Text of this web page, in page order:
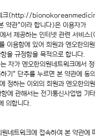
크(http://
약관"이라 합니다)은 이용자가
서 제공하는 인터넷 관련 서비스(
이용함에 있어 회원과 엔오한의원
을 규정함을 목적으로 합니다.
자가 엔오한의원네트워크에서 정
기" 단추를 누르면 본 약관에 동
정하는 이외의 회원과 엔오한의
에 관해서는 전기통신사업법 기
의합니다.
네트워크에 접속하여 본 약관에